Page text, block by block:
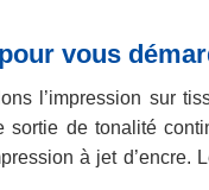
vous
l’impression sur
sortie de tonalité
à jet